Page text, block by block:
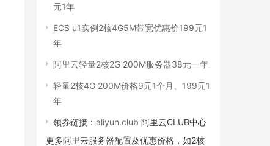
元1年
ECS u1实例2核4G5M带宽优惠价199元1
年
阿里云轻量2核2G 200M服务器38元一年
轻量2核4G 200M价格9元1个月、199元1
年
领券链接： aliyun.club 阿里云CLUB中心
更多阿里云服务器配置及优惠价格，如2核